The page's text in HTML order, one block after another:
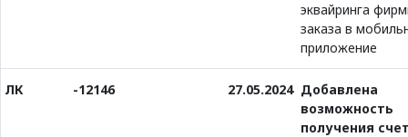
эквайринга
заказа в
приложение
ЛК -12146 27.05.2024 Добавлена
возможность
получения